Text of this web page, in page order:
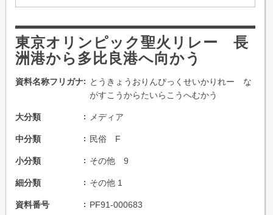
東京オリンピック聖火リレー 長
洲港から多比良港へ向かう
資料名称フリガナ
とうきょうおりんぴっくせいかりれー な
がすこうからたいらこうへむかう
大分類 メディア
中分類 民俗 F
小分類 その他 9
細分類 その他 1
資料番号 PF91-000683